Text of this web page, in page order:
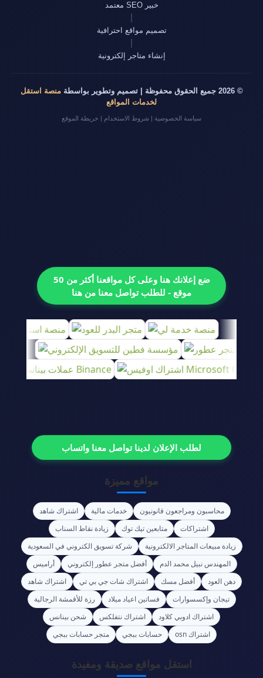
خبير SEO معتمد
تصميم مواقع احترافية
إنشاء متاجر إلكترونية
© 2026 جميع الحقوق محفوظة | تصميم وتطوير بواسطة
منصة استقل
لخدمات المواقع
سياسة الخصوصية | شروط الاستخدام | خريطة الموقع
ضع إعلانك هنا وعلى كل مواقعنا أكثر من 50
موقع - للطلب تواصل معنا من هنا
لطلب الإعلان لدينا تواصل معنا واتساب
مواقع مميزة
محاسبون ومراجعون قانونيون خدمات مالية
اشتراك شاهد
اشتراكات
متابعين تيك توك
زيادة نقاط السناب
زيادة مبيعات المتاجر الالكترونية
شركة تسويق الكتروني في السعودية
المهندس نبيل محمد الدم
أفضل متجر عطور إلكتروني
أراميس
دهن العود
أفضل مسك اشتراك شات جي بي تي
اشتراك شاهد
تيجان وإكسسوارات
فساتين اعياد ميلاد
رزة للأقمشة الرجالية
اشتراك ادوبي كلاود
اشتراك نتفلكس
شحن بينانس
اشتراك osn
حسابات ببجي متجر حسابات ببجي
استقل مواقع صديقة ومفيدة